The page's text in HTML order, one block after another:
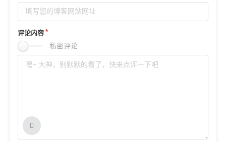
                $height=$Dh;
                $width=$width*$Par;
            }
        } ElseIF($height>$Dh) {
            $Par=$Dh/$height;
                $Par=$Dw/$width;
                $width=$Dw;
评论内容
私密评论